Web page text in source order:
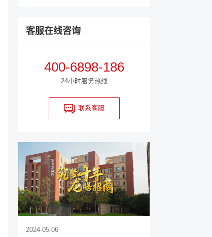
客服在线咨询
400-6898-186
24小时服务热线
联系客服
2024-05-06